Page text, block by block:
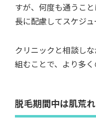
すが、何度も通うこ
長に配慮してスケジュ
クリニックと相談し
組むことで、より多く
脱毛期間中は肌荒